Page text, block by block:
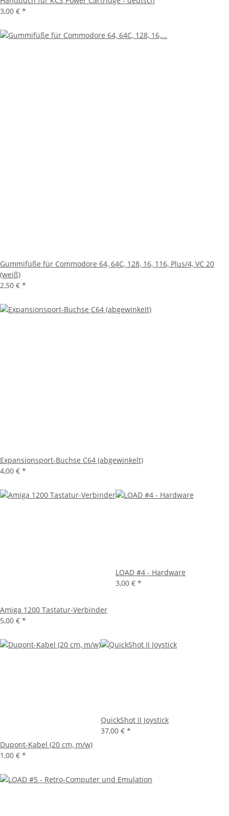
3,00 € *
Gummifüße für Commodore 64, 64C, 128, 16, 116, Plus/4, VC 20
(weiß)
2,50 € *
Expansionsport-Buchse C64 (abgewinkelt)
4,00 € *
Amiga 1200 Tastatur-Verbinder
5,00 € *
LOAD #4 - Hardware
3,00 € *
Dupont-Kabel (20 cm, m/w)
1,00 € *
QuickShot II Joystick
37,00 € *